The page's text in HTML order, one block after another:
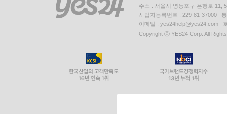
주소 : 서울시 영등포구 은행로 11,
사업자등록번호 : 229-81-37000
이메일 : yes24help@yes24.com
Copyright ⓒ YES24 Corp. All